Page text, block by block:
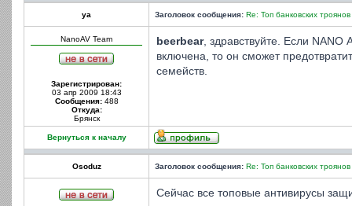
ya Заголовок сообщения: Re: Топ банковских троянов
NanoAV Team
Зарегистрирован:
03 апр 2009 18:43
Сообщения:488
Откуда:
Брянск
beerbear, здравствуйте. Если NANO
включена, то он сможет
семейств.
Вернуться к началу
Osoduz Заголовок сообщения: Re: Топ банковских троянов
Сейчас все топовые антивирусы